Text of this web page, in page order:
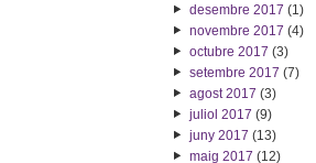
desembre 2017 (1)
novembre 2017 (4)
octubre 2017 (3)
setembre 2017 (7)
agost 2017 (3)
juliol 2017 (9)
juny 2017 (13)
maig 2017 (12)